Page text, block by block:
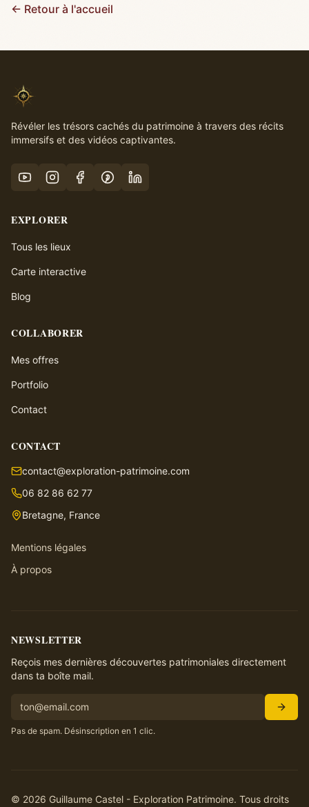
← Retour à l'accueil
Révéler les trésors cachés du patrimoine à travers des récits
immersifs et des vidéos captivantes.
EXPLORER
Tous les lieux
Carte interactive
Blog
COLLABORER
Mes offres
Portfolio
Contact
CONTACT
contact@exploration-patrimoine.com
06 82 86 62 77
Bretagne, France
Mentions légales
À propos
NEWSLETTER
Reçois mes dernières découvertes patrimoniales directement
dans ta boîte mail.
Pas de spam. Désinscription en 1 clic.
© 2026 Guillaume Castel - Exploration Patrimoine. Tous droits